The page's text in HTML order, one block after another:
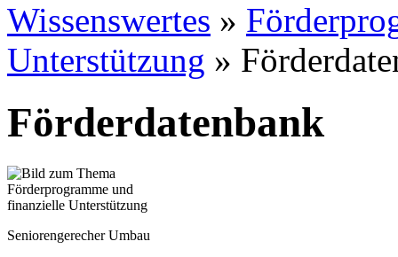
Wissenswertes »
Unterstützung »
Förderdatenbank
Seniorengerecher Umbau